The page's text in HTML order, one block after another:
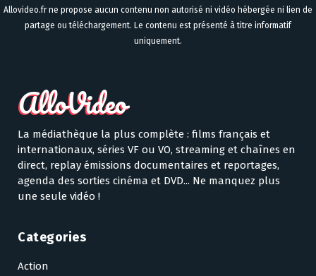
Allovideo.fr ne propose aucun contenu non autorisé ni vidéo hébergée ni lien de
partage ou téléchargement. Le contenu est présenté à titre informatif
uniquement.
La médiathèque la plus complète : films français et
internationaux, séries VF ou VO, streaming et chaînes en
direct, replay émissions documentaires et reportages,
agenda des sorties cinéma et DVD... Ne manquez plus
une seule vidéo !
Categories
Action